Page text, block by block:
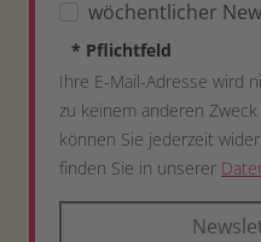
wöchentlicher
* Pflichtfeld
Ihre E-Mail-Adresse wird
zu keinem anderen
können Sie jederzeit
finden Sie in unserer